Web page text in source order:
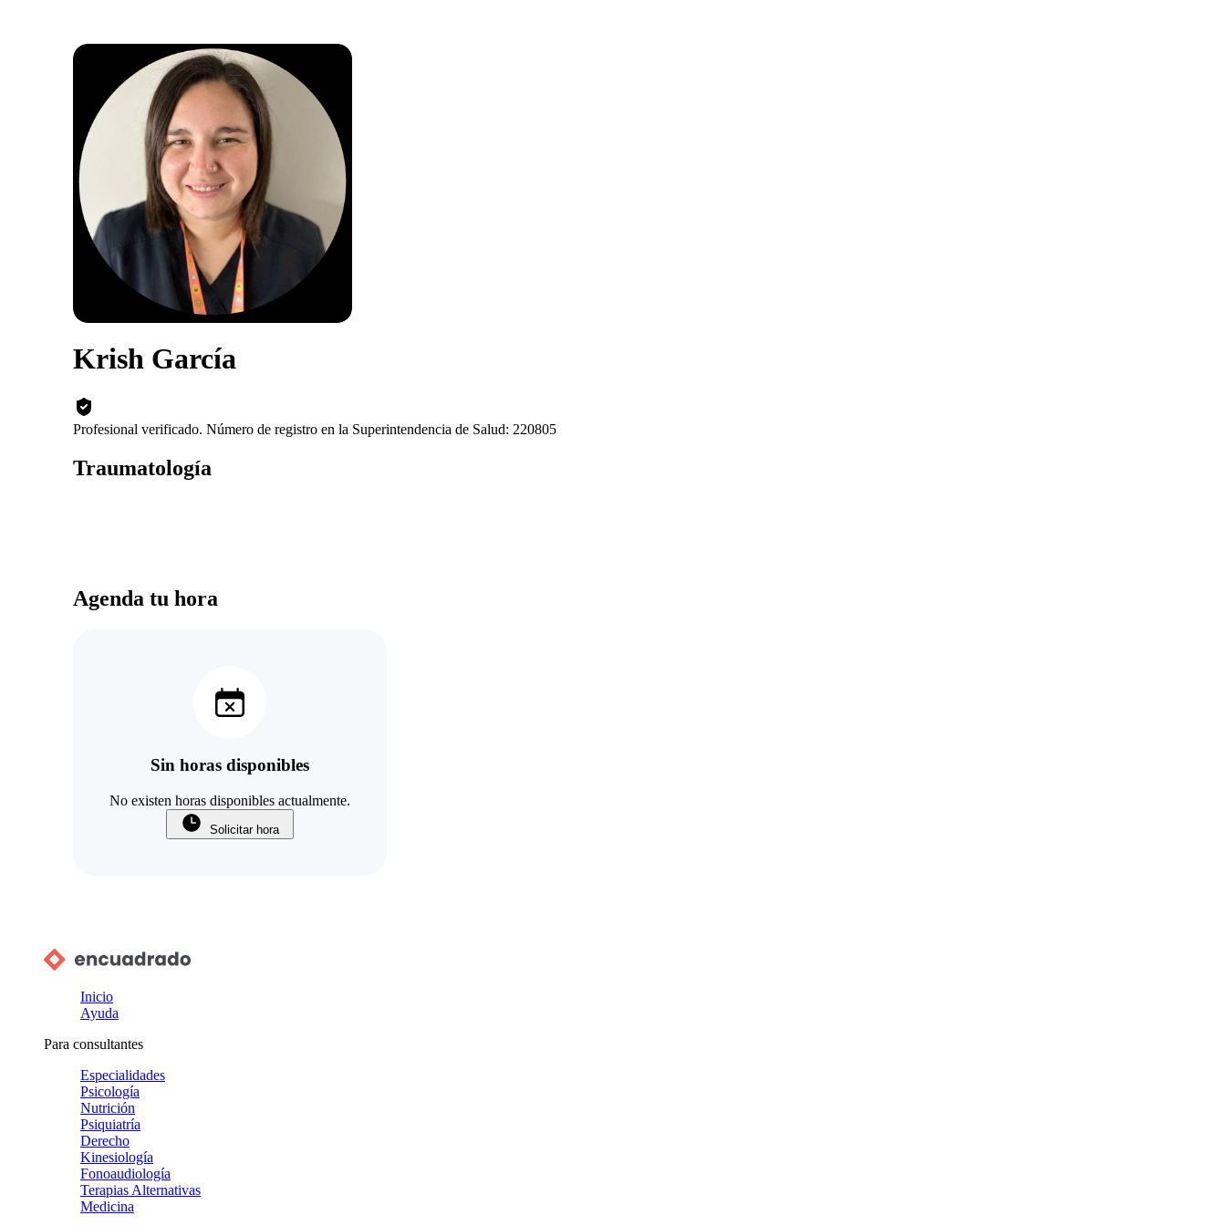
Krish García
Profesional verificado. Número de registro en la Superintendencia de Salud: 220805
Traumatología
Agenda tu hora
Sin horas disponibles
No existen horas disponibles actualmente.
Solicitar hora
Inicio
Ayuda
Para consultantes
Especialidades
Psicología
Nutrición
Psiquiatría
Derecho
Kinesiología
Fonoaudiología
Terapias Alternativas
Medicina